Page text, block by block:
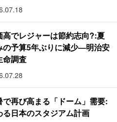
高でレジャーは節約志向?:夏
の予算5年ぶりに減少―明治安
命調査
で再び高まる「ドーム」需要:
る日本のスタジアム計画